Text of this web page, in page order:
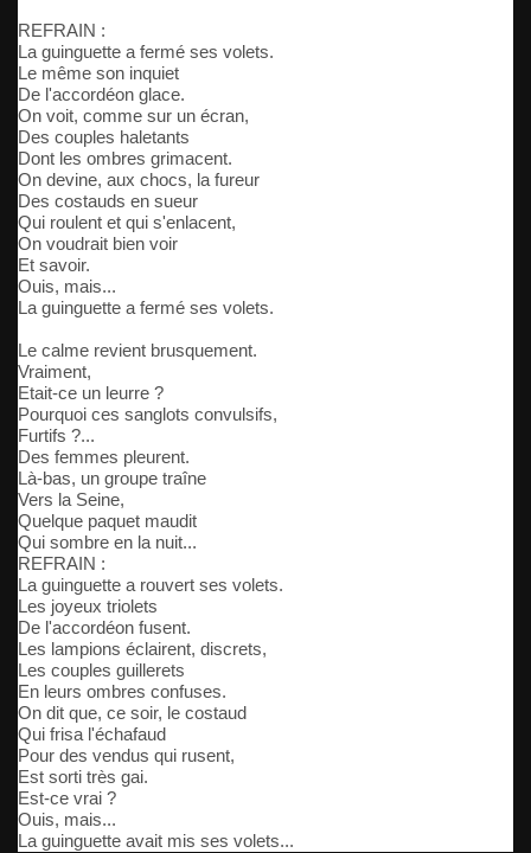
REFRAIN :
La guinguette a fermé ses volets.
Le même son inquiet
De l'accordéon glace.
On voit, comme sur un écran,
Des couples haletants
Dont les ombres grimacent.
On devine, aux chocs, la fureur
Des costauds en sueur
Qui roulent et qui s'enlacent,
On voudrait bien voir
Et savoir.
Ouis, mais...
La guinguette a fermé ses volets.
Le calme revient brusquement.
Vraiment,
Etait-ce un leurre ?
Pourquoi ces sanglots convulsifs,
Furtifs ?...
Des femmes pleurent.
Là-bas, un groupe traîne
Vers la Seine,
Quelque paquet maudit
Qui sombre en la nuit...
REFRAIN :
La guinguette a rouvert ses volets.
Les joyeux triolets
De l'accordéon fusent.
Les lampions éclairent, discrets,
Les couples guillerets
En leurs ombres confuses.
On dit que, ce soir, le costaud
Qui frisa l'échafaud
Pour des vendus qui rusent,
Est sorti très gai.
Est-ce vrai ?
Ouis, mais...
La guinguette avait mis ses volets...